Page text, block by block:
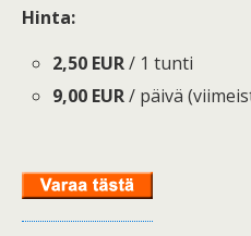
Hinta:
2,50 EUR/ 1 tunti
9,00 EUR/ päivä